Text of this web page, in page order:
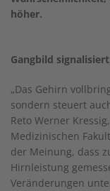
höher.
Gangbild
„Das Gehirn
sondern steuert
Reto Werner
Medizinischen
der Meinung, dass
Hirnleistung
Veränderungen